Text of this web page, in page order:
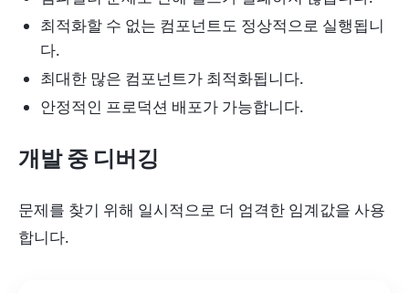
최적화할 수 없는 컴포넌트도 정상적으로 실행됩니
다.
최대한 많은 컴포넌트가 최적화됩니다.
안정적인 프로덕션 배포가 가능합니다.
개발 중 디버깅
문제를 찾기 위해 일시적으로 더 엄격한 임계값을 사용
합니다.